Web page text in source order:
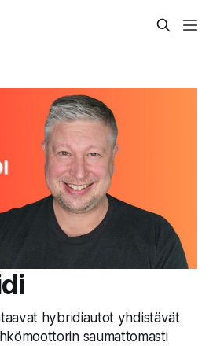
hybridiautot yhdistävät
saumattomasti